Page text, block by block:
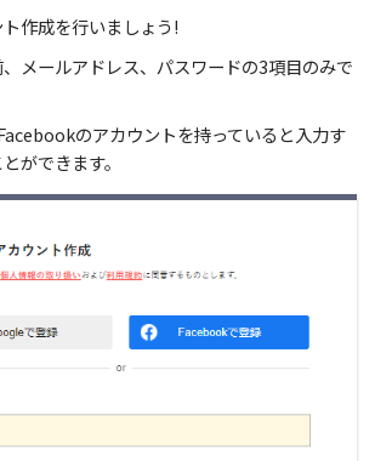
作成を行いましょう!
メールアドレス、パスワードの3項目のみで
のアカウントを持っていると入力す
ができます。